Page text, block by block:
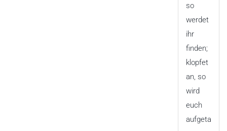
so
werdet
ihr
finden;
klopfet
an, so
wird
euch
aufgeta